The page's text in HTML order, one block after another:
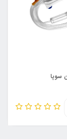
سوپا